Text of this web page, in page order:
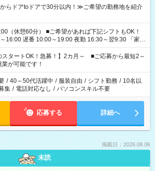
らドアtoドアで30分以内！≫ご希望の勤務地を紹介
■ご希望があれば下記シフトもOK！
16:00 遅番 10:00～19:00 夜勤 16:30～翌9:30 「家族
わせたい」 「余裕を持って夕飯の準備がしたい」
残業はしたくない」 など、ご希望を教えてください
つのお仕事の勤務時間。 合計で週40時間を超える場
きません。
スタートOK！急募！】2カ月～ ■ご応募から最短2～
が可能です！
/ 40～50代活躍中 / 服装自由 / シフト勤務 / 10名以
集 / 電話対応なし / パソコンスキル不要
応募する 詳細へ
掲載日：2026.08.06
未読